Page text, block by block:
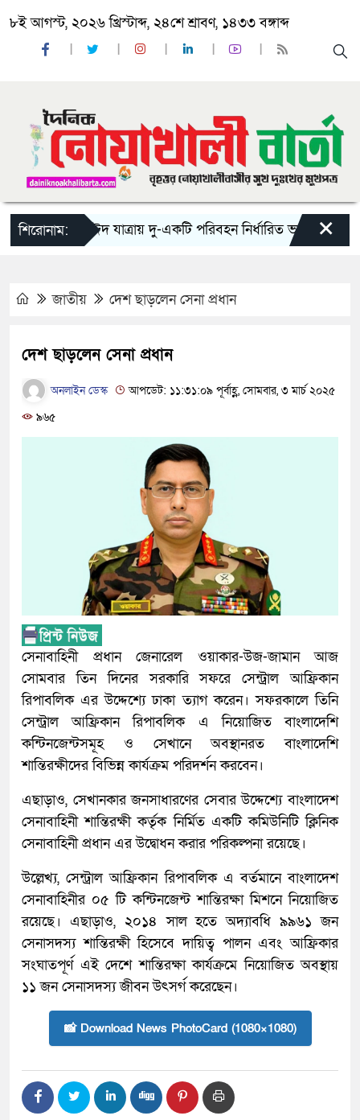
৮ই আগস্ট, ২০২৬ খ্রিস্টাব্দ, ২৪শে শ্রাবণ, ১৪৩৩ বঙ্গাব্দ
শিরোনাম:‘ঈদ যাত্রায় দু-একটি পরিবহন নির্ধারিত ভাড়ার চেয়েও কম
×
জাতীয় দেশ ছাড়লেন সেনা প্রধান
দেশ ছাড়লেন সেনা প্রধান
অনলাইন ডেস্ক
আপডেট: ১১:৩১:০৯ পূর্বাহ্ণ, সোমবার, ৩ মার্চ ২০২৫
৯৬৫
সেনাবাহিনী প্রধান জেনারেল ওয়াকার-উজ-জামান আজ
সোমবার তিন দিনের সরকারি সফরে সেন্ট্রাল আফ্রিকান
রিপাবলিক এর উদ্দেশ্যে ঢাকা ত্যাগ করেন। সফরকালে তিনি
সেন্ট্রাল আফ্রিকান রিপাবলিক এ নিয়োজিত বাংলাদেশি
কন্টিনজেন্টসমূহ ও সেখানে অবস্থানরত বাংলাদেশি
শান্তিরক্ষীদের বিভিন্ন কার্যক্রম পরিদর্শন করবেন।
এছাড়াও, সেখানকার জনসাধারণের সেবার উদ্দেশ্যে বাংলাদেশ
সেনাবাহিনী শান্তিরক্ষী কর্তৃক নির্মিত একটি কমিউনিটি ক্লিনিক
সেনাবাহিনী প্রধান এর উদ্বোধন করার পরিকল্পনা রয়েছে।
উল্লেখ্য, সেন্ট্রাল আফ্রিকান রিপাবলিক এ বর্তমানে বাংলাদেশ
সেনাবাহিনীর ০৫ টি কন্টিনজেন্ট শান্তিরক্ষা মিশনে নিয়োজিত
রয়েছে। এছাড়াও, ২০১৪ সাল হতে অদ্যাবধি ৯৯৬১ জন
সেনাসদস্য শান্তিরক্ষী হিসেবে দায়িত্ব পালন এবং আফ্রিকার
সংঘাতপূর্ণ এই দেশে শান্তিরক্ষা কার্যক্রমে নিয়োজিত অবস্থায়
১১ জন সেনাসদস্য জীবন উৎসর্গ করেছেন।
📸 Download News PhotoCard (1080×1080)